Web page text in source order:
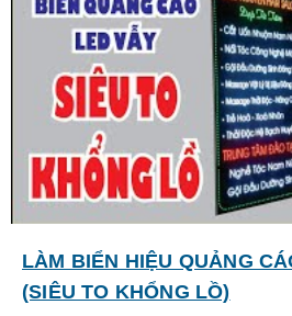
LÀM BIỂN HIỆU QUẢNG
(SIÊU TO KHỔNG LỒ)